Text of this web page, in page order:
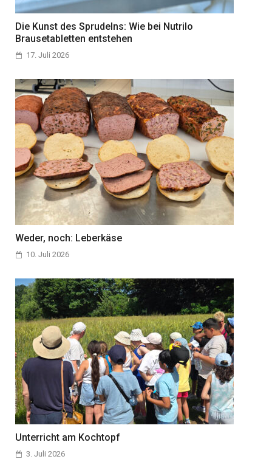
Die Kunst des Sprudelns: Wie bei Nutrilo
Brausetabletten entstehen
17. Juli 2026
Weder, noch: Leberkäse
10. Juli 2026
Unterricht am Kochtopf
3. Juli 2026